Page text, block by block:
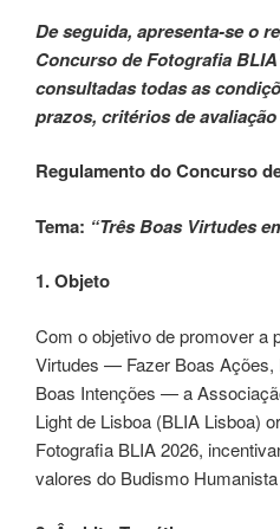
De seguida, apresenta-se o
Concurso de Fotografia
consultadas todas as
prazos, critérios de
Regulamento do Concurso
Tema: “Três Boas Virtudes
1. Objeto
Com o objetivo de promover a
Virtudes — Fazer Boas Ações,
Boas Intenções — a
Light de Lisboa (BLIA Lisboa)
Fotografia BLIA 2026,
valores do Budismo